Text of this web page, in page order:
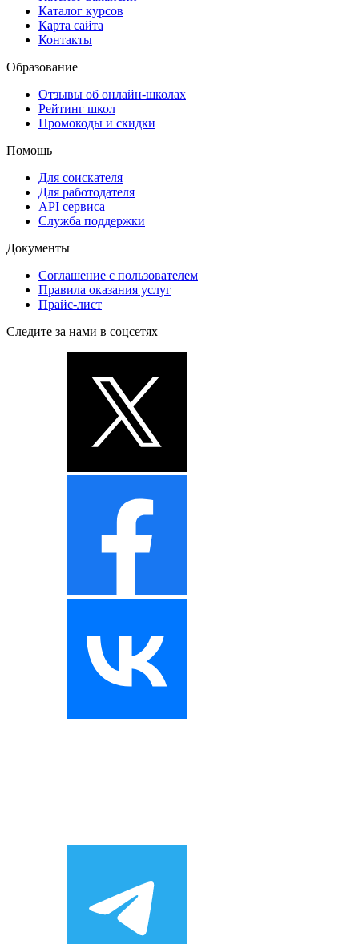
Каталог курсов
Карта сайта
Контакты
Образование
Отзывы об онлайн-школах
Рейтинг школ
Промокоды и скидки
Помощь
Для соискателя
Для работодателя
API сервиса
Служба поддержки
Документы
Соглашение с пользователем
Правила оказания услуг
Прайс-лист
Следите за нами в соцсетях